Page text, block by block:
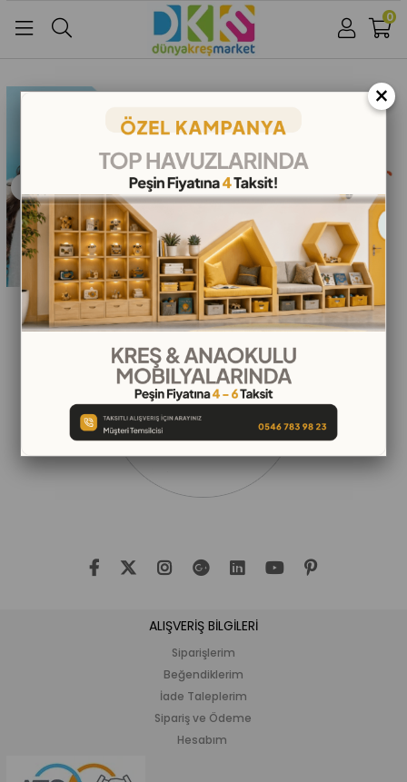
Google İle Bağlan
0
ALIŞVERİŞ BİLGİLERİ
Siparişlerim
Beğendiklerim
İade Taleplerim
Sipariş ve Ödeme
Hesabım
×